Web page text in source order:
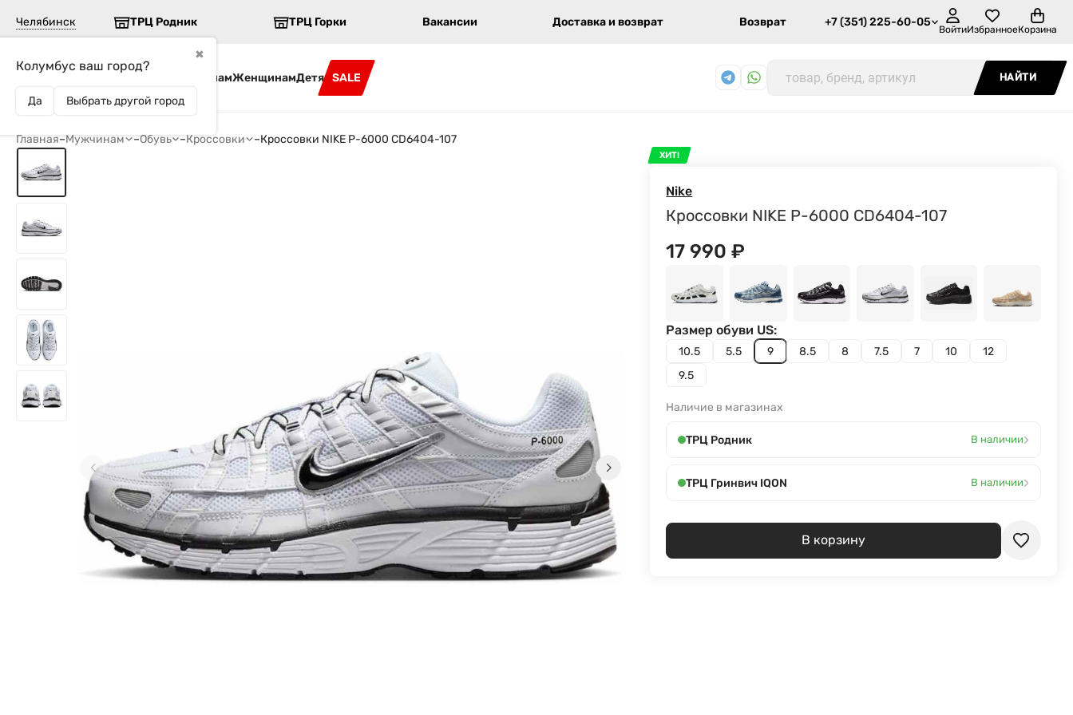
Челябинск
✖
Колумбус ваш город?
Да Выбрать другой город
ТРЦ Родник ТРЦ Горки Вакансии Доставка и возврат Возврат +7 (351) 225-60-05
ВойтиИзбранноеКорзина
МужчинамЖенщинамДетям SALE НАЙТИ
Главная–Мужчинам –Обувь –Кроссовки –Кроссовки NIKE P-6000 CD6404-107
ХИТ!
Nike
Кроссовки NIKE P-6000 CD6404-107
17 990₽
10.5 5.5 9 8.5 8 7.5 7 10
12
9.5
Размер обуви US:
Наличие в магазинах
ТРЦ Родник В наличии›
ТРЦ Гринвич IQON В наличии›
В корзину